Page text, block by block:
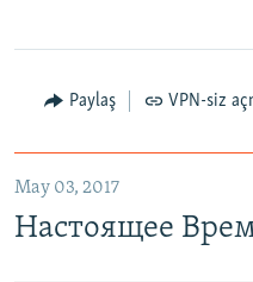
Paylaş VPN-siz
May 03, 2017
Настоящее